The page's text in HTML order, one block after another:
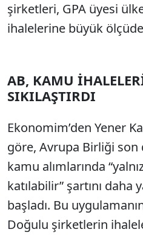
şirketleri, GPA üyesi
ihalelerine büyük ölçüde
AB, KAMU
SIKILAŞTIRDI
Ekonomim’den Yener
göre, Avrupa Birliği
kamu alımlarında
katılabilir” şartını daha
başladı. Bu
Doğulu şirketlerin